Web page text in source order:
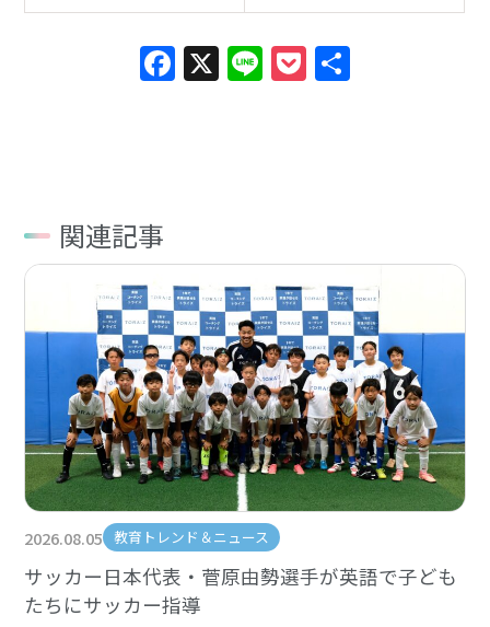
Facebook
X LinePocket
関連記事
2026.08.05 教育トレンド＆ニュース
サッカー日本代表・菅原由勢選手が英語で子ども
たちにサッカー指導